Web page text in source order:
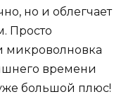
но и облегчает
Просто
микроволновка
времени
уже большой плюс!